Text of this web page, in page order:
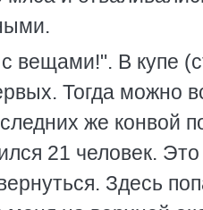
вещами!". В купе
Тогда можно
же конвой
21 человек.
Здесь